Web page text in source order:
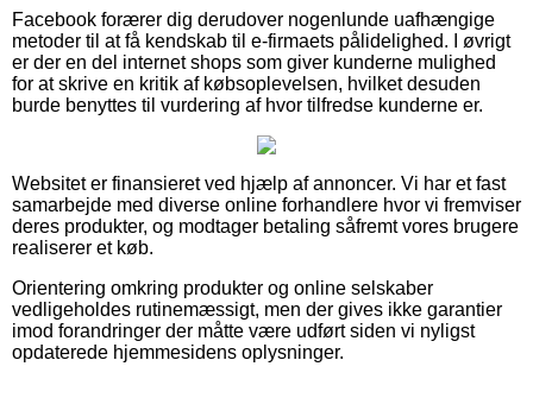
Facebook forærer dig derudover nogenlunde uafhængige
metoder til at få kendskab til e-firmaets pålidelighed. I øvrigt
er der en del internet shops som giver kunderne mulighed
for at skrive en kritik af købsoplevelsen, hvilket desuden
burde benyttes til vurdering af hvor tilfredse kunderne er.
Websitet er finansieret ved hjælp af annoncer. Vi har et fast
samarbejde med diverse online forhandlere hvor vi fremviser
deres produkter, og modtager betaling såfremt vores brugere
realiserer et køb.
Orientering omkring produkter og online selskaber
vedligeholdes rutinemæssigt, men der gives ikke garantier
imod forandringer der måtte være udført siden vi nyligst
opdaterede hjemmesidens oplysninger.